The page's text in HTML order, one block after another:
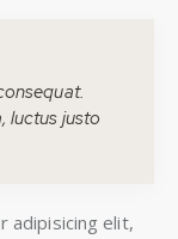
luctus justo
adipisicing elit,